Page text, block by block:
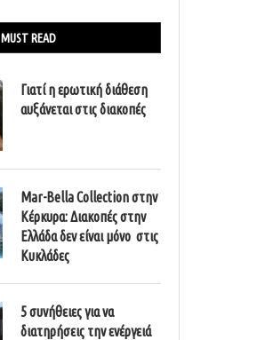
MUST READ
Γιατί η ερωτική διάθεση
αυξάνεται στις διακοπές
Mar-Bella Collection στην
Κέρκυρα: Διακοπές στην
Ελλάδα δεν είναι μόνο στις
Κυκλάδες
5 συνήθειες για να
διατηρήσεις την ενέργειά